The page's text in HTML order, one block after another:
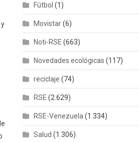
Fútbol (1)
Movistar(6)
Noti-RSE (663)
Novedades ecológicas (117)
reciclaje (74)
RSE (2.629)
RSE-Venezuela (1.334)
Salud (1.306)